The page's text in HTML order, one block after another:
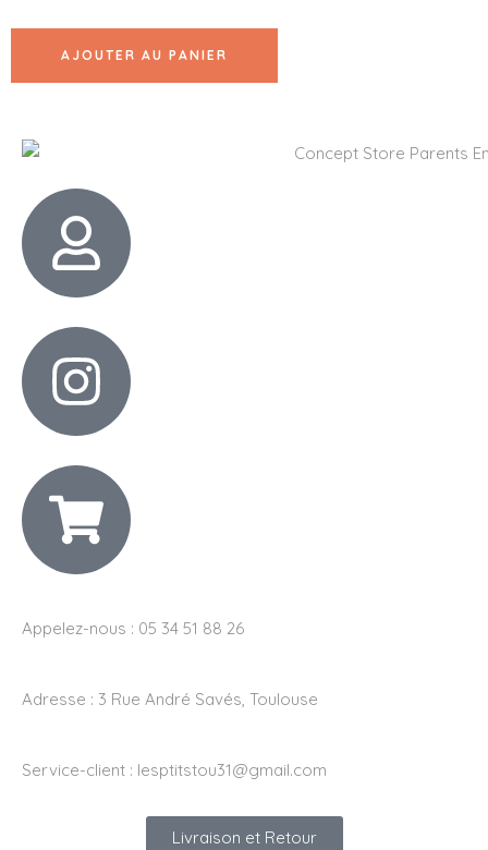
AJOUTER AU PANIER
Appelez-nous : 05 34 51 88 26
Adresse : 3 Rue André Savés, Toulouse
Service-client : lesptitstou31@gmail.com
Livraison et Retour